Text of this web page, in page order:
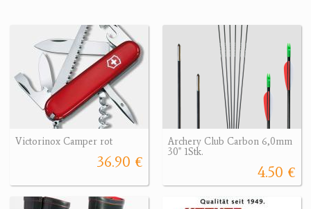
Victorinox Camper rot
36.90 €
Archery Club Carbon 6,0mm
30" 1Stk.
4.50 €